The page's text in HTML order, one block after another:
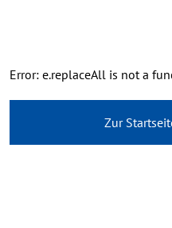
Error: e.replaceAll is not a
Zur